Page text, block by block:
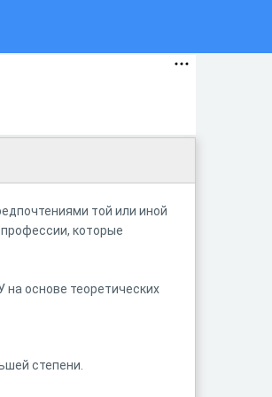
той или иной
которые
основе теоретических
степени.